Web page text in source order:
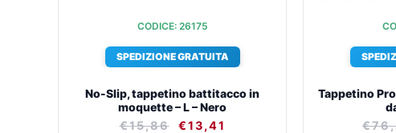
CODICE: 26175
SPEDIZIONE GRATUITA
No-Slip, tappetino battitacco in
moquette – L – Nero
€15,86 €13,41
Tappetino
€